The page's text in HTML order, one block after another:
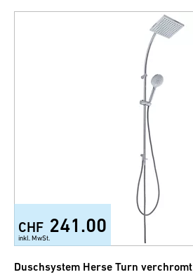
CHF 241.00
inkl. MwSt.
Duschsystem Herse Turn verchromt